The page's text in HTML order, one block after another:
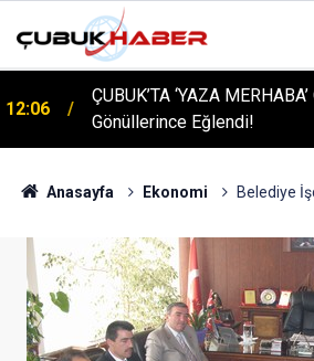
12:06
ÇUBUK’TA ‘YAZA
Gönüllerince Eğlendi!
Anasayfa Ekonomi Belediye